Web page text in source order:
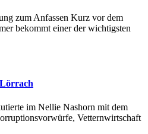
zum Anfassen Kurz vor dem
bekommt einer der wichtigsten
im Nellie Nashorn mit dem
Vetternwirtschaft